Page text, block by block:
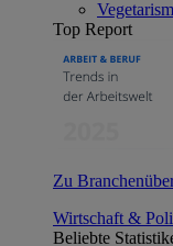
Top Report
Zu
Wirtschaft &
Beliebte